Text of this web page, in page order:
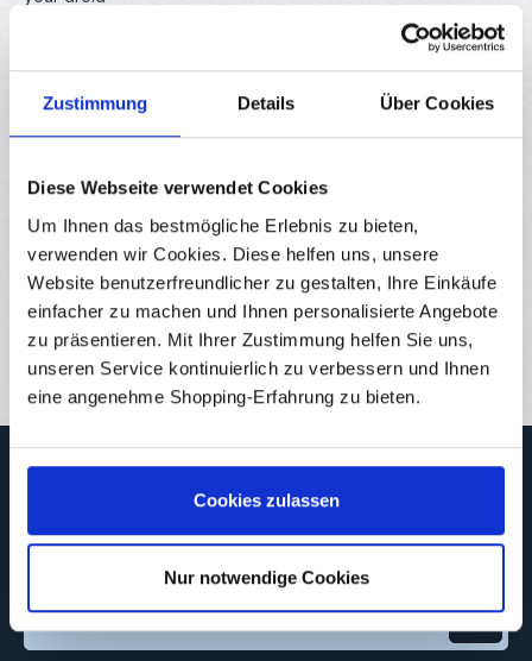
Zustimmung Details Über Cookies
Diese Webseite verwendet Cookies
Um Ihnen das bestmögliche Erlebnis zu bieten,
verwenden wir Cookies. Diese helfen uns, unsere
Website benutzerfreundlicher zu gestalten, Ihre Einkäufe
einfacher zu machen und Ihnen personalisierte Angebote
zu präsentieren. Mit Ihrer Zustimmung helfen Sie uns,
unseren Service kontinuierlich zu verbessern und Ihnen
eine angenehme Shopping-Erfahrung zu bieten.
Cookies zulassen
Nur notwendige Cookies
Beschreibung
Unser BioSilk Filament ist ein Hybrid aus verschiedener
Biopolymere mit seidenem Glanz. Dieses Filament besitzt
Hersteller
Bewertungen
Abonnieren Sie jetzt unseren regelmäßig erscheinenden
Newsletter, um rechtzeitig über neue Produkte und Angebote
informiert zu werden.